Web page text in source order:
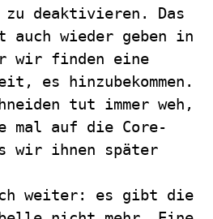
deaktivieren. Das
auch wieder geben in
wir finden eine
es hinzubekommen.
tut immer weh,
mal auf die Core-
wir ihnen später
weiter: es gibt die